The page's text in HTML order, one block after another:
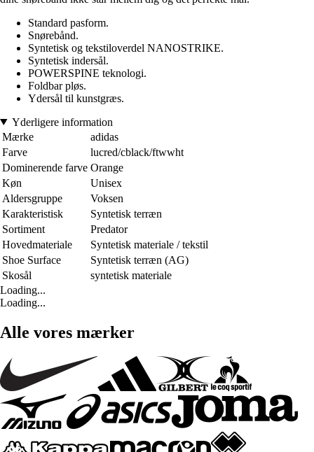
Standard pasform.
Snørebånd.
Syntetisk og tekstiloverdel NANOSTRIKE.
Syntetisk indersål.
POWERSPINE teknologi.
Foldbar pløs.
Ydersål til kunstgræs.
Yderligere information
Mærke
adidas
Farve
lucred/cblack/ftwwht
Dominerende farve Orange
Køn
Unisex
Aldersgruppe
Voksen
Karakteristisk
Syntetisk terræn
Sortiment
Predator
Hovedmateriale
Syntetisk materiale / tekstil
Shoe Surface
Syntetisk terræn (AG)
Skosål
syntetisk materiale
Loading...
Loading...
Alle vores mærker